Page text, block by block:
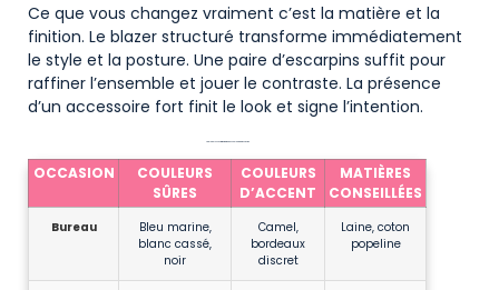
Ce que vous changez vraiment c’est la matière et la
finition. Le blazer structuré transforme immédiatement
le style et la posture. Une paire d’escarpins suffit pour
raffiner l’ensemble et jouer le contraste. La présence
d’un accessoire fort finit le look et signe l’intention.
OCCASION
COULEURS
SÛRES
COULEURS
D’ACCENT
MATIÈRES
CONSEILLÉES
Bureau
Bleu marine,
blanc cassé,
noir
Camel,
bordeaux
discret
Laine, coton
popeline